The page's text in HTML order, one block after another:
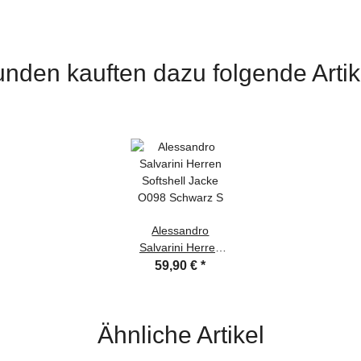
kauften dazu folgende
Alessandro
Salvarini Herren
Softshell Jacke
59,90 €*
Ähnliche Artikel